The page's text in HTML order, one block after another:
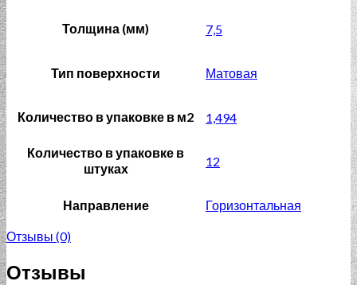
Толщина (мм) 7,5
Тип поверхности Матовая
Количество в упаковке в м2 1,494
Количество в упаковке в
штуках
12
Направление Горизонтальная
Отзывы (0)
Отзывы